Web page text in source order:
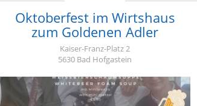
Oktoberfest im Wirtshaus
zum Goldenen Adler
Kaiser-Franz-Platz 2
5630 Bad Hofgastein